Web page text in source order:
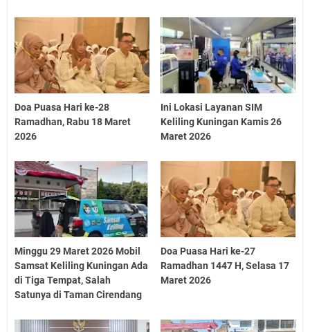
Doa Puasa Hari ke-28
Ramadhan, Rabu 18 Maret
2026
Ini Lokasi Layanan SIM
Keliling Kuningan Kamis 26
Maret 2026
Minggu 29 Maret 2026 Mobil
Samsat Keliling Kuningan Ada
di Tiga Tempat, Salah
Satunya di Taman Cirendang
Doa Puasa Hari ke-27
Ramadhan 1447 H, Selasa 17
Maret 2026